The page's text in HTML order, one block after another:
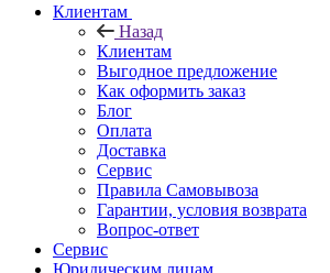
Клиентам
Назад
Клиентам
Выгодное предложение
Как оформить заказ
Блог
Оплата
Доставка
Сервис
Правила Самовывоза
Гарантии, условия возврата
Вопрос-ответ
Сервис
Юридическим лицам